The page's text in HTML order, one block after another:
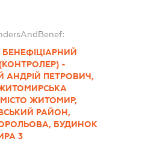
БЕНЕФІЦІАРНИЙ
-
АНДРІЙ ПЕТРОВИЧ,
ЖИТОМИР,
РАЙОН,
БУДИНОК
3